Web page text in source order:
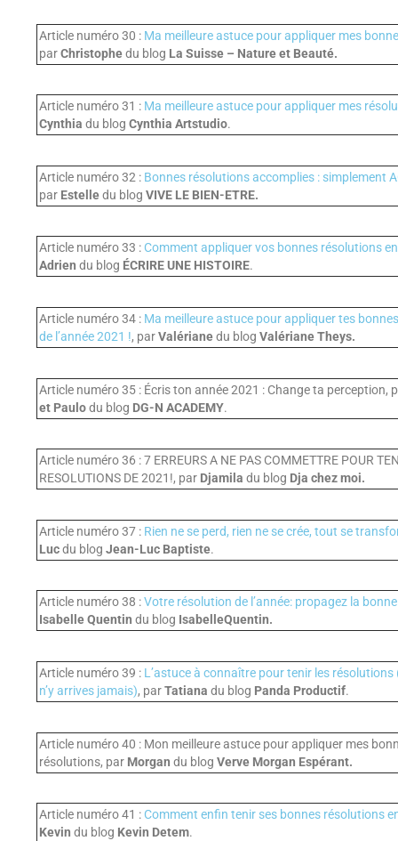
Article numéro 30 : Ma meilleure astuce pour appliquer mes
parChristophedu blog La Suisse – Nature et Beauté.
Article numéro 31 : Ma meilleure astuce pour appliquer mes
Cynthia du blog Cynthia Artstudio.
Article numéro 32 : Bonnes résolutions accomplies : simplement
par Estelledu blog VIVE LE BIEN-ETRE.
Article numéro 33 : Comment appliquer vos bonnes résolutions
Adrien du blog ÉCRIRE UNE HISTOIRE.
Article numéro 34 : Ma meilleure astuce pour appliquer tes
de l’année 2021 !, parValérianedu blog Valériane Theys.
Article numéro 35 : Écris ton année 2021 : Change ta perception,
et Paulodu blog DG-N ACADEMY.
Article numéro 36 : 7 ERREURS A NE PAS COMMETTRE POUR
RESOLUTIONS DE 2021!, par Djamila du blog Dja chez moi.
Article numéro 37 : Rien ne se perd, rien ne se crée, tout se
Lucdu blog Jean-Luc Baptiste.
Article numéro 38 :Votre résolution de l’année: propagez la
Isabelle Quentin du blog IsabelleQuentin.
Article numéro 39 : L’astuce à connaître pour tenir les
n’y arrives jamais), parTatiana du blog Panda Productif.
Article numéro 40 : Mon meilleure astuce pour appliquer mes
résolutions, par Morgan du blog Verve Morgan Espérant.
Article numéro 41 : Comment enfin tenir ses bonnes résolutions
Kevin du blog Kevin Detem.